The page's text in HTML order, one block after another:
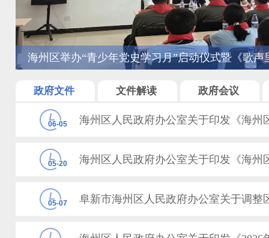
海州区举办“青少年党史学习月”启动仪式暨《歌
政府文件 文件解读 政府会议
06-05
05-20
05-07